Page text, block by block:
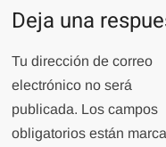
Deja una
Tu dirección de correo
electrónico no será
publicada. Los campos
obligatorios están